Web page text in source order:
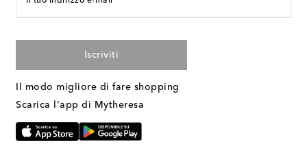
Iscriviti
Il modo migliore di fare shopping
Scarica l'app di Mytheresa